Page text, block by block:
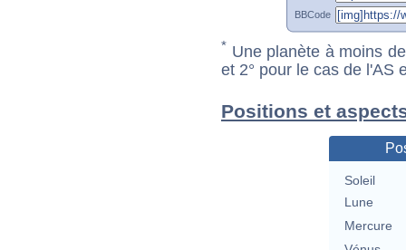
BBCode
* Une planète à moins
et 2° pour le cas de l'AS
Positions et
Soleil
Lune
Mercure